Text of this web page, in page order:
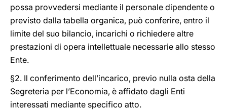
possa provvedersi mediante il personale dipendente o
previsto dalla tabella organica, può conferire, entro il
limite del suo bilancio, incarichi o richiedere altre
prestazioni di opera intellettuale necessarie allo stesso
Ente.
§2. Il conferimento dell’incarico, previo nulla osta della
Segreteria per l’Economia, è affidato dagli Enti
interessati mediante specifico atto.